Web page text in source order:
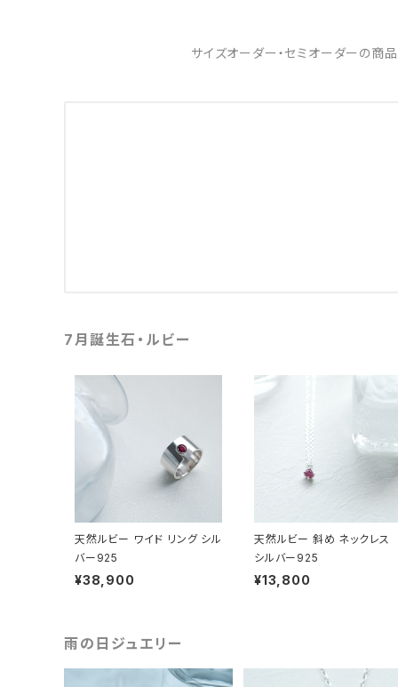
サイズオーダー・セミオーダーの商
7月誕生石・ルビー
天然ルビー ワイド リング シル
バー925
¥38,900
天然ルビー 斜め ネックレス
シルバー925
¥13,800
雨の日ジュエリー